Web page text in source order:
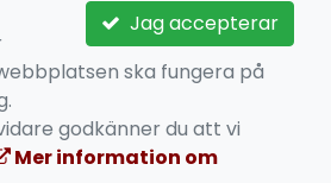
stöd
Jag accepterar
ska fungera på
godkänner du att vi
Mer information om